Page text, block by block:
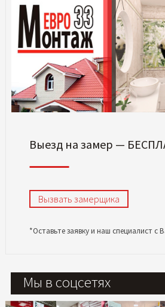
Выезд на замер —
Вызвать замерщика
*Оставьте заявку и наш специалист с
Мы в соцсетях